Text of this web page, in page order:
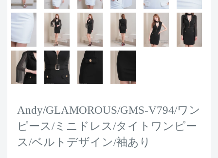
Andy/GLAMOROUS/GMS-V794/ワン
ピース/ミニドレス/タイトワンピー
ス/ベルトデザイン/袖あり